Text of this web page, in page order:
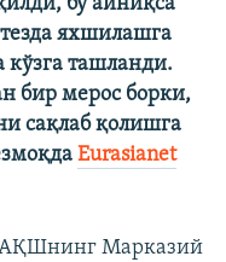
бу айниқса
яхшилашга
кўзга ташланди.
бир мерос борки,
сақлаб қолишга
Eurasianet
АҚШнинг Марказий